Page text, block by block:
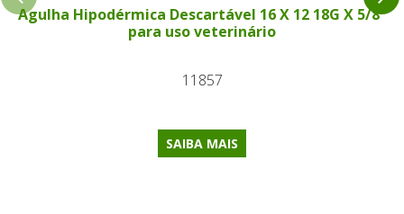
Agulha Hipodérmica Descartável 16 X 12 18G X 5/8"
para uso veterinário
11857
SAIBA MAIS